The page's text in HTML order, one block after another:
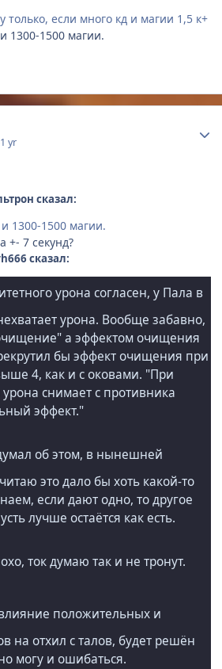
если много кд и магии 1,5 к+
1300-1500 магии.
1 yr
сказал:
1300-1500 магии.
+- 7 секунд?
сказал:
урона согласен, у Пала в
урона. Вообще забавно,
а эффектом очищения
бы эффект очищения при
4, как и с оковами. "При
снимает с противника
эффект."
об этом, в нынешней
это дало бы хоть какой-то
если дают одно, то другое
лучше остаётся как есть.
ток думаю так и не тронут.
положительных и
на отхил с талов, будет решён
могу и ошибаться.